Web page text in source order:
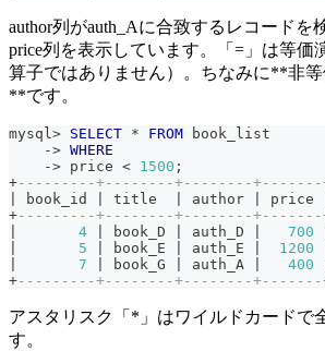
author列がauth_Aに合致するレコードを
price列を表示しています。「=」は等価
算子ではありません）。ちなみに**非等
**です。
mysql > SELECT * FROM book_list
-> WHERE
-> price < 1500 ;
+---------+--------+--------
book_id title author price
+---------+--------+--------
4 book_D auth_D 700
5 book_E auth_E 1200
7 book_G auth_A 400
+---------+--------+--------
アスタリスク「*」はワイルドカードで
す。